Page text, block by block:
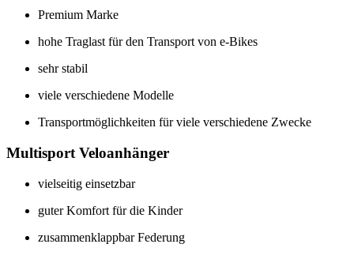
Premium Marke
hohe Traglast für den Transport von e-Bikes
sehr stabil
viele verschiedene Modelle
Transportmöglichkeiten für viele verschiedene Zwecke
Multisport Veloanhänger
vielseitig einsetzbar
guter Komfort für die Kinder
zusammenklappbar Federung